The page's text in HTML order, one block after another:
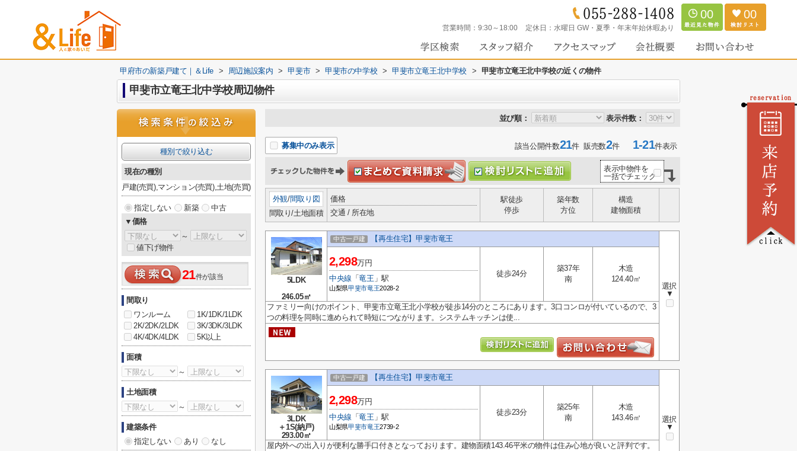
営業時間： 9:30～18:00 定休日： 水曜日 GW・夏季・年末年始休暇あり
00 00
甲府市の新築戸建て｜＆Life > 周辺施設案内 > 甲斐市 > 甲斐市の中学校 > 甲斐市立竜王北中学校 > 甲斐市立竜王北中学校の近くの物件
甲斐市立竜王北中学校周辺物件
並び順： 表示件数：
募集中のみ表示 該当公開件数21件 販売数2件1-21件表示
表示中物件を
一括でチェック
外観/間取り図
間取り/土地面積
価格
交通 / 所在地
駅徒歩
停歩
築年数
方位
構造
建物面積
5LDK
246.05㎡
中古一戸建 【再生住宅】甲斐市竜王
選択
▼
2,298万円
中央線 「竜王 」駅
山梨県甲斐市竜王2028-2
徒歩24分
築37年
南
木造
124.40㎡
ファミリー向けのポイント、甲斐市立竜王北小学校が徒歩14分のところにあります。3口コンロが付いているので、3
つの料理を同時に進められて時短につながります。システムキッチンは使...
3LDK
＋1S(納戸)
293.00㎡
中古一戸建 【再生住宅】甲斐市竜王
選択
▼
2,298万円
中央線 「竜王 」駅
山梨県甲斐市竜王2739-2
徒歩23分
築25年
南
木造
143.46㎡
屋内外への出入りが便利な勝手口付きとなっております。建物面積143.46平米の物件は住み心地が良いと評判です。
種別で絞り込む
現在の種別
戸建(売買),マンション(売買),土地(売買)
指定しない 新築
中古
▼価格
～
値下げ物件
21件が該当
間取り
ワンルーム
1K/1DK/1LDK
2K/2DK/2LDK
3K/3DK/3LDK
4K/4DK/4LDK
5K以上
面積
～
土地面積
～
建築条件
指定しない
あり なし